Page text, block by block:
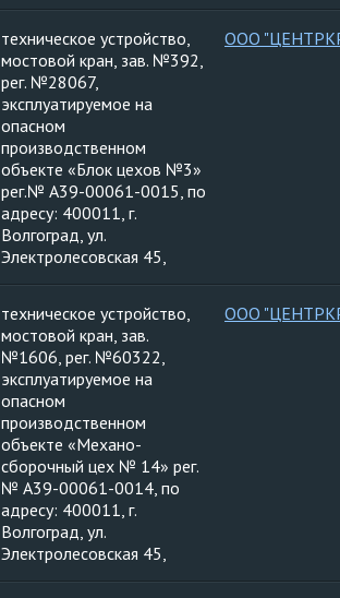
техническое устройство,
мостовой кран, зав. №392,
рег. №28067,
эксплуатируемое на
опасном
производственном
объекте «Блок цехов №3»
рег.№ А39-00061-0015, по
адресу: 400011, г.
Волгоград, ул.
Электролесовская 45,
ООО
техническое устройство,
мостовой кран, зав.
№1606, рег. №60322,
эксплуатируемое на
опасном
производственном
объекте «Механо-
сборочный цех № 14» рег.
№ А39-00061-0014, по
адресу: 400011, г.
Волгоград, ул.
Электролесовская 45,
ООО